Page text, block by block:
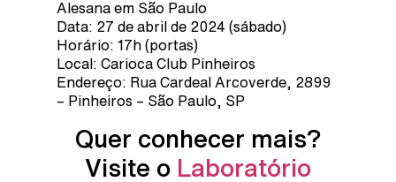
Alesana em São Paulo
Data: 27 de abril de 2024 (sábado)
Horário: 17h (portas)
Local: Carioca Club Pinheiros
Endereço: Rua Cardeal Arcoverde, 2899
– Pinheiros – São Paulo, SP
Quer conhecer mais?
Visite o Laboratório